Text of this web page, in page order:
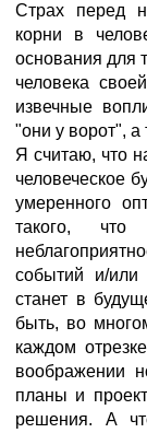
Страх перед
корни в
основания для
человека
извечные
"они у ворот", а
Я считаю, что
человеческое
умеренного
такого,
событий и/или
станет в
быть, во
каждом
воображении
планы и
решения. А